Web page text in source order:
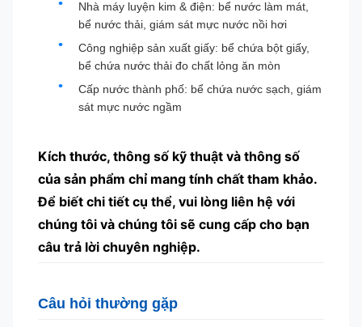
Nhà máy luyện kim & điện: bể nước làm mát,
bể nước thải, giám sát mực nước nồi hơi
Công nghiệp sản xuất giấy: bể chứa bột giấy,
bể chứa nước thải đo chất lỏng ăn mòn
Cấp nước thành phố: bể chứa nước sạch, giám
sát mực nước ngầm
Kích thước, thông số kỹ thuật và thông số
của sản phẩm chỉ mang tính chất tham khảo.
Để biết chi tiết cụ thể, vui lòng liên hệ với
chúng tôi và chúng tôi sẽ cung cấp cho bạn
câu trả lời chuyên nghiệp.
Câu hỏi thường gặp